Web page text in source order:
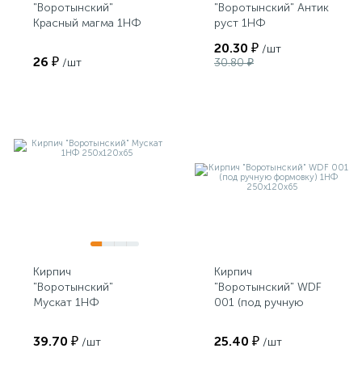
"Воротынский"
Красный магма 1НФ
26 ₽ /шт
"Воротынский" Антик
руст 1НФ
20.30 ₽ /шт
30.80 ₽
Кирпич
"Воротынский"
Мускат 1НФ
39.70 ₽ /шт
Кирпич
"Воротынский" WDF
001 (под ручную
250х120х65
25.40 ₽ /шт